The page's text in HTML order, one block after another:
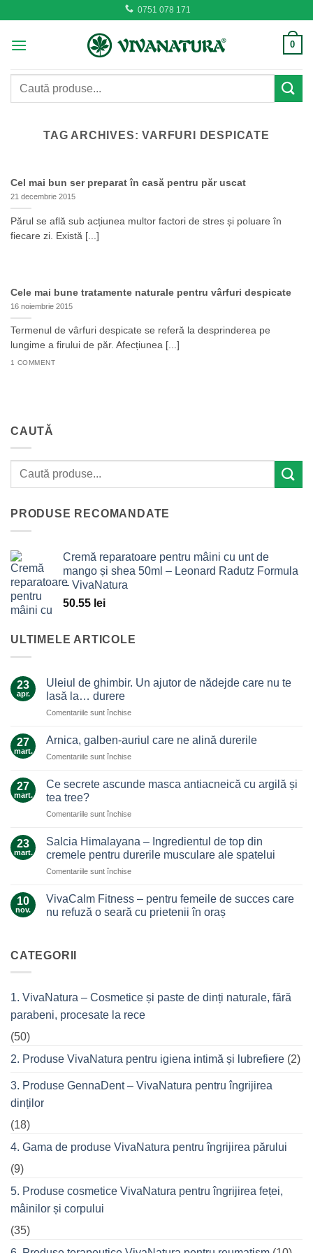
content
0751 078 171
0
Caută
TAG ARCHIVES:VARFURI DESPICATE
Cel mai bun ser preparat în casă pentru păr uscat
21 decembrie 2015
Părul se află sub acțiunea multor factori de stres și poluare în
fiecare zi. Există [...]
Cele mai bune tratamente naturale pentru vârfuri despicate
16 noiembrie 2015
Termenul de vârfuri despicate se referă la desprinderea pe
lungime a firului de păr. Afecțiunea [...]
1 COMMENT
CAUTĂ
PRODUSE RECOMANDATE
Cremă reparatoare pentru mâini cu unt de
mango și shea 50ml – Leonard Radutz Formula
– VivaNatura
50.55 lei
ULTIMELE ARTICOLE
23
apr.
Uleiul de ghimbir. Un ajutor de nădejde care nu te
lasă la… durere
Comentariile sunt închisepentru
de
Un
de
nu
lasă
la…
27
mart.
Arnica, galben-auriul care ne alină durerile
Comentariile sunt închisepentru
galben-
ne
durerile
27
mart.
Ce secrete ascunde masca antiacneică cu argilă și
tea tree?
Comentariile sunt închisepentru
secrete
ascunde
masca
antiacneică
argilă
23
mart.
Salcia Himalayana – Ingredientul de top din
cremele pentru durerile musculare ale spatelui
Comentariile sunt închisepentru
Himalayana
Ingredientul
musculare
ale
10
nov.
VivaCalm Fitness – pentru femeile de succes care
nu refuză o seară cu prietenii în oraș
VivaCalm
Fitness
de
care
seară
cu
în
oraș
CATEGORII
1. VivaNatura – Cosmetice și paste de dinți naturale, fără
parabeni, procesate la rece
(50)
2. Produse VivaNatura pentru igiena intimă și lubrefiere (2)
3. Produse GennaDent – VivaNatura pentru îngrijirea
dinților
(18)
4. Gama de produse VivaNatura pentru îngrijirea părului
(9)
5. Produse cosmetice VivaNatura pentru îngrijirea feței,
mâinilor și corpului
(35)